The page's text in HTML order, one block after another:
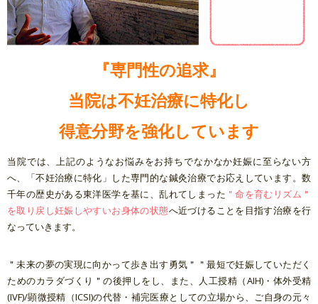
『専門性の追求』
当院は不妊治療に特化し
得意分野を強化しています
当院では、上記のようなお悩みをお持ちでなかなか妊娠に至らない方
へ、「不妊治療に特化」した専門的な鍼灸治療でお応えしています。 数
千年の歴史がある東洋医学を基に、乱れてしまった ＂命を育むリズム＂
を取り戻し妊娠しやすいお身体の状態へ近づけることを目指す治療を行
なっていきます。
＂未来の夢の実現に向かって歩き出す勇気＂＂最短で妊娠していただく
ためのカラダづくり＂の後押しをし、また、人工授精（AIH)・体外受精
(IVF)/顕微授精（ICSI)の代替・補完医療としての立場から、ご自身の元々